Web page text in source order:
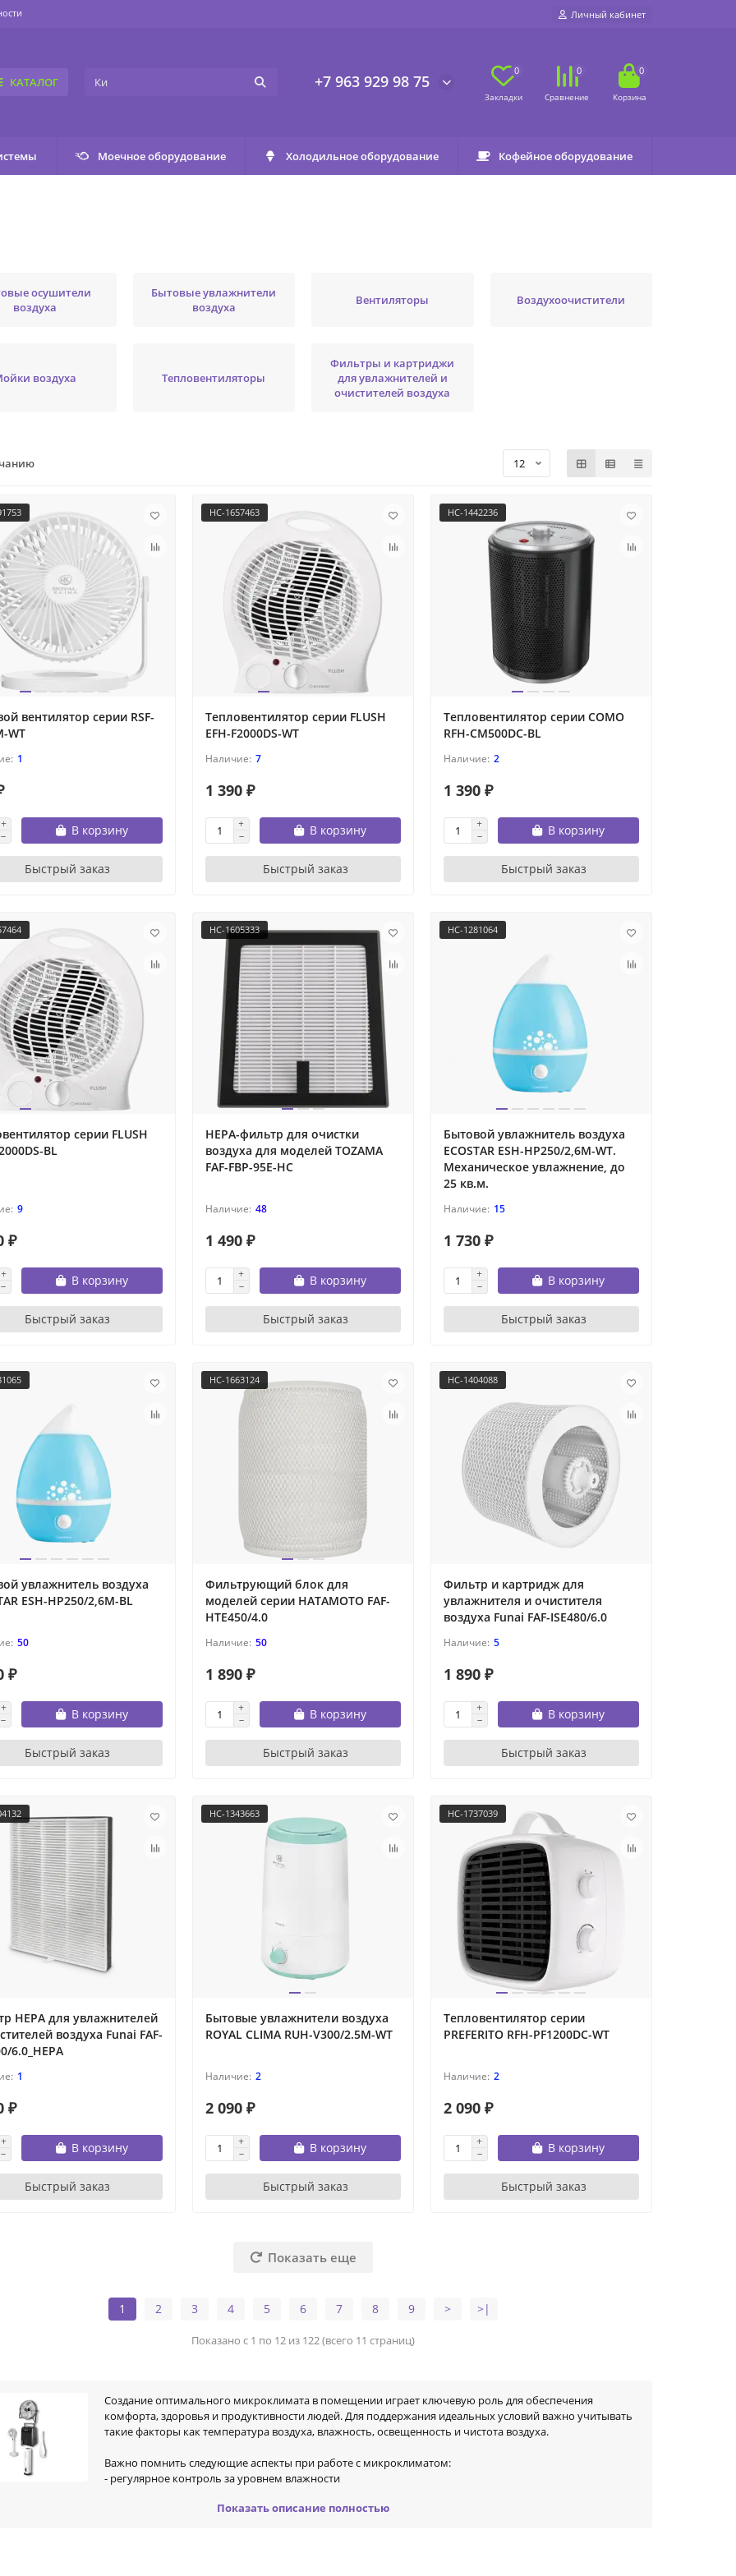
Личный кабинет
КАТАЛОГ +7 963 929 98 75
0 0 0
Моечное оборудование Холодильное оборудование Кофейное оборудование
осушители
воздуха
Бытовые увлажнители
воздуха
Вентиляторы Воздухоочистители
воздуха Тепловентиляторы
Фильтры и картриджи
для увлажнителей и
очистителей воздуха
вентилятор серии RSF-
WT
1
В корзину
Быстрый заказ
НС-1657463
Тепловентилятор серии FLUSH
EFH-F2000DS-WT
7
1 390 ₽
В корзину
Быстрый заказ
НС-1442236
Тепловентилятор серии COMO
RFH-CM500DC-BL
2
1 390 ₽
В корзину
Быстрый заказ
серии FLUSH
BL
9
₽
В корзину
Быстрый заказ
НС-1605333
HEPA-фильтр для очистки
воздуха для моделей TOZAMA
FAF-FBP-95E-HC
48
1 490 ₽
В корзину
Быстрый заказ
НС-1281064
Бытовой увлажнитель воздуха
ECOSTAR ESH-HP250/2,6M-WT.
Механическое увлажнение, до
25 кв.м.
15
1 730 ₽
В корзину
Быстрый заказ
увлажнитель воздуха
ESH-HP250/2,6M-BL
50
₽
В корзину
Быстрый заказ
НС-1663124
Фильтрующий блок для
моделей серии HATAMOTO FAF-
HTE450/4.0
50
1 890 ₽
В корзину
Быстрый заказ
НС-1404088
Фильтр и картридж для
увлажнителя и очистителя
воздуха Funai FAF-ISE480/6.0
5
1 890 ₽
В корзину
Быстрый заказ
HEPA для увлажнителей
воздуха Funai FAF-
6.0_HEPA
1
₽
В корзину
Быстрый заказ
НС-1343663
Бытовые увлажнители воздуха
ROYAL CLIMA RUH-V300/2.5M-WT
2
2 090 ₽
В корзину
Быстрый заказ
НС-1737039
Тепловентилятор серии
PREFERITO RFH-PF1200DC-WT
2
2 090 ₽
В корзину
Быстрый заказ
Показать еще
1 2 3 4 5 6 7 8 9 > >|
Показано с 1 по 12 из 122 (всего 11 страниц)
Создание оптимального микроклимата в помещении играет ключевую роль для обеспечения
комфорта, здоровья и продуктивности людей. Для поддержания идеальных условий важно учитывать
такие факторы как температура воздуха, влажность, освещенность и чистота воздуха.
Важно помнить следующие аспекты при работе с микроклиматом:
- регулярное контроль за уровнем влажности
хорошей вентиляции и чистоты воздухаПоказать описание полностью